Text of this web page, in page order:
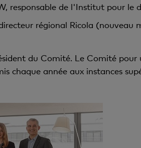
responsable de l'Institut pour
régional Ricola (nouveau
du Comité. Le Comité
chaque année aux instances